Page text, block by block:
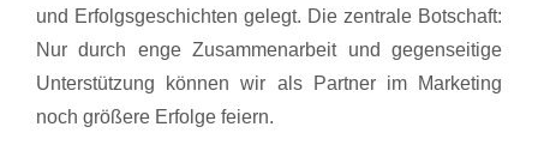
und Erfolgsgeschichten gelegt. Die zentrale Botschaft:
Nur durch enge Zusammenarbeit und gegenseitige
Unterstützung können wir als Partner im Marketing
noch größere Erfolge feiern.